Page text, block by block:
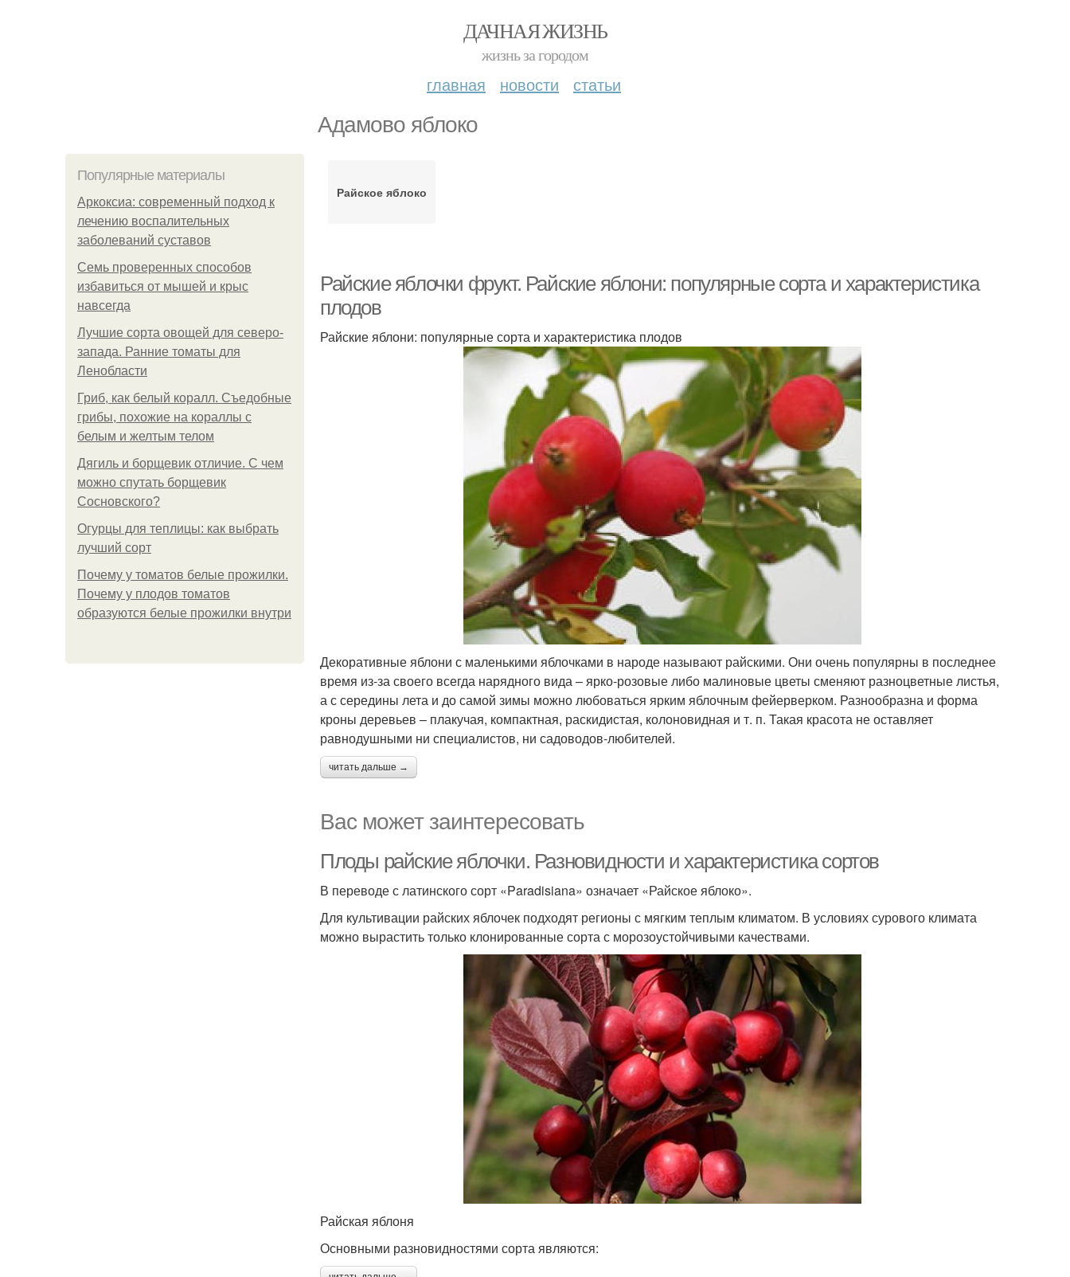
ДАЧНАЯ ЖИЗНЬ
жизнь за городом
главная новости статьи
Адамово яблоко
Популярные материалы
Аркоксиа: современный подход к
лечению воспалительных
заболеваний суставов
Семь проверенных способов
избавиться от мышей и крыс
навсегда
Лучшие сорта овощей для северо-
запада. Ранние томаты для
Ленобласти
Гриб, как белый коралл. Съедобные
грибы, похожие на кораллы с
белым и желтым телом
Дягиль и борщевик отличие. С чем
можно спутать борщевик
Сосновского?
Огурцы для теплицы: как выбрать
лучший сорт
Почему у томатов белые прожилки.
Почему у плодов томатов
образуются белые прожилки внутри
Райское яблоко
Райские яблочки фрукт. Райские яблони: популярные сорта и характеристика
плодов
Райские яблони: популярные сорта и характеристика плодов
Декоративные яблони с маленькими яблочками в народе называют райскими. Они очень популярны в последнее
время из-за своего всегда нарядного вида – ярко-розовые либо малиновые цветы сменяют разноцветные листья,
а с середины лета и до самой зимы можно любоваться ярким яблочным фейерверком. Разнообразна и форма
кроны деревьев – плакучая, компактная, раскидистая, колоновидная и т. п. Такая красота не оставляет
равнодушными ни специалистов, ни садоводов-любителей.
читать дальше →
Вас может заинтересовать
Плоды райские яблочки. Разновидности и характеристика сортов
В переводе с латинского сорт «Paradisiana» означает «Райское яблоко».
Для культивации райских яблочек подходят регионы с мягким теплым климатом. В условиях сурового климата
можно вырастить только клонированные сорта с морозоустойчивыми качествами.
Райская яблоня
Основными разновидностями сорта являются: